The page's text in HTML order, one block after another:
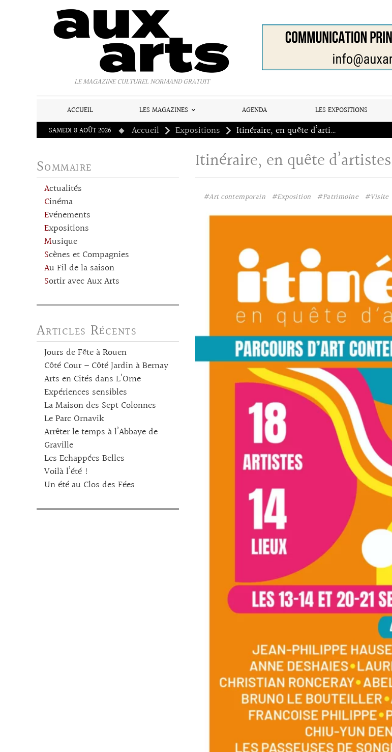
LE MAGAZINE CULTUREL NORMAND GRATUIT
ACCUEIL LES MAGAZINES AGENDA LES EXPOSITIONS
SAMEDI 8 AOÛT 2026
Accueil Expositions Itinéraire, en quête d’artistes
Sommaire
Actualités
Cinéma
Evénements
Expositions
Musique
Scènes et Compagnies
Au Fil de la saison
Sortir avec Aux Arts
Articles Récents
Jours de Fête à Rouen
Côté Cour – Côté Jardin à Bernay
Arts en Cités dans L’Orne
Expériences sensibles
La Maison des Sept Colonnes
Le Parc Ornavik
Arrêter le temps à l’Abbaye de
Graville
Les Echappées Belles
Voilà l’été !
Un été au Clos des Fées
Itinéraire, en quête d’artistes
#Art contemporain
#Exposition #Patrimoine #Visite
Panneau de gestion des cookies